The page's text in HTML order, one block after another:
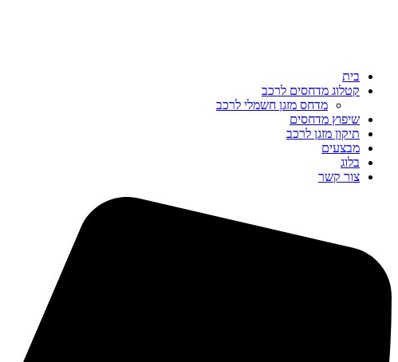
בית
קטלוג מדחסים לרכב
מדחס מזגן חשמלי לרכב
שיפוץ מדחסים
תיקון מזגן לרכב
מבצעים
בלוג
צור קשר